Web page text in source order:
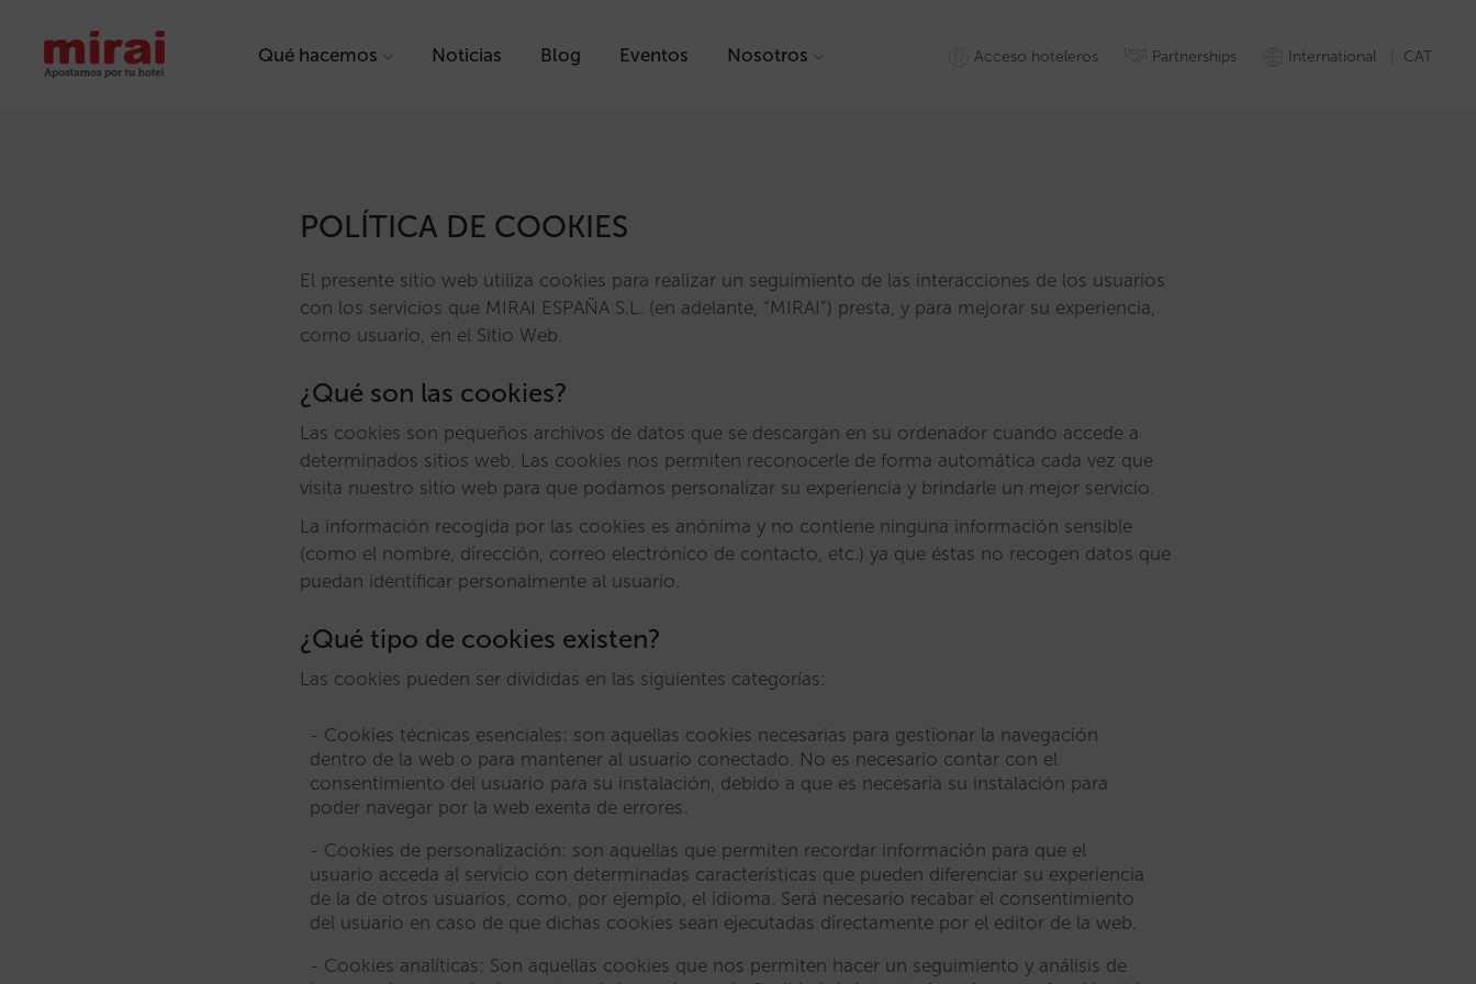
Qué hacemos Noticias Blog Eventos Nosotros Acceso hoteleros Partnerships International CAT
POLÍTICA DE COOKIES
El presente sitio web utiliza cookies para realizar un seguimiento de las interacciones de los usuarios
con los servicios que MIRAI ESPAÑA S.L. (en adelante, “MIRAI”) presta, y para mejorar su experiencia,
como usuario, en el Sitio Web.
¿Qué son las cookies?
Las cookies son pequeños archivos de datos que se descargan en su ordenador cuando accede a
determinados sitios web. Las cookies nos permiten reconocerle de forma automática cada vez que
visita nuestro sitio web para que podamos personalizar su experiencia y brindarle un mejor servicio.
La información recogida por las cookies es anónima y no contiene ninguna información sensible
(como el nombre, dirección, correo electrónico de contacto, etc.) ya que éstas no recogen datos que
puedan identificar personalmente al usuario.
¿Qué tipo de cookies existen?
Las cookies pueden ser divididas en las siguientes categorías:
Cookies técnicas esenciales: son aquellas cookies necesarias para gestionar la navegación
dentro de la web o para mantener al usuario conectado. No es necesario contar con el
consentimiento del usuario para su instalación, debido a que es necesaria su instalación para
poder navegar por la web exenta de errores.
Cookies de personalización: son aquellas que permiten recordar información para que el
usuario acceda al servicio con determinadas características que pueden diferenciar su experiencia
de la de otros usuarios, como, por ejemplo, el idioma. Será necesario recabar el consentimiento
del usuario en caso de que dichas cookies sean ejecutadas directamente por el editor de la web.
Cookies analíticas: Son aquellas cookies que nos permiten hacer un seguimiento y análisis de